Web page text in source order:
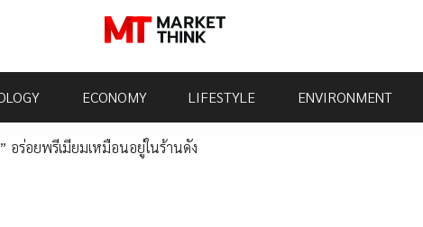
ECONOMY LIFESTYLE ENVIRONMENT